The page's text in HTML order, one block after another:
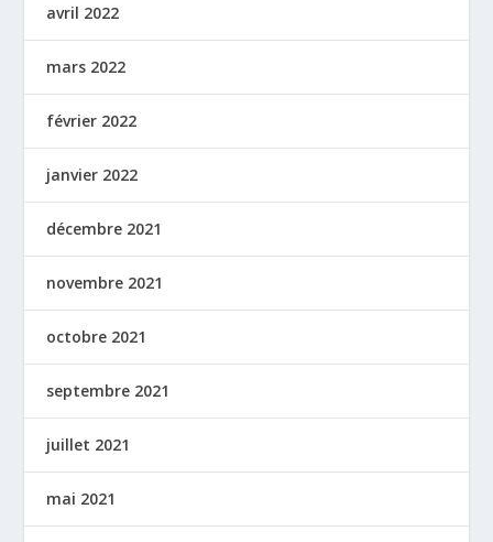
avril 2022
mars 2022
février 2022
janvier 2022
décembre 2021
novembre 2021
octobre 2021
septembre 2021
juillet 2021
mai 2021